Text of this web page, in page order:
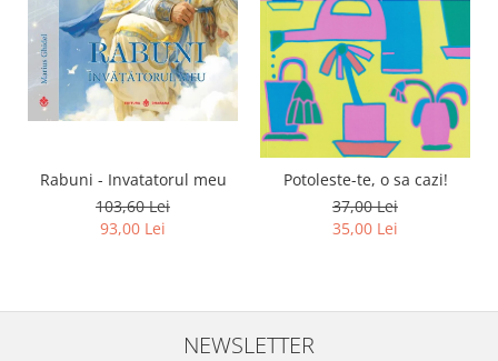
Rabuni - Invatatorul meu
103,60 Lei
93,00 Lei
Potoleste-te, o sa cazi!
37,00 Lei
35,00 Lei
NEWSLETTER